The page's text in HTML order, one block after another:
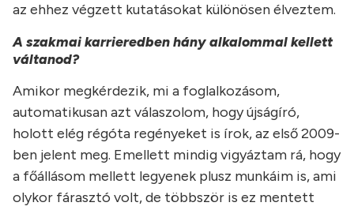
az ehhez végzett kutatásokat különösen élveztem.
A szakmai karrieredben hány alkalommal kellett
váltanod?
Amikor megkérdezik, mi a foglalkozásom,
automatikusan azt válaszolom, hogy újságíró,
holott elég régóta regényeket is írok, az első 2009-
ben jelent meg. Emellett mindig vigyáztam rá, hogy
a főállásom mellett legyenek plusz munkáim is, ami
olykor fárasztó volt, de többször is ez mentett